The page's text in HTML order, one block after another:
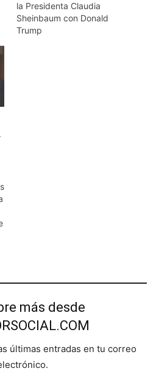
la Presidenta Claudia
Sheinbaum con Donald
Trump
más desde
últimas entradas en tu correo